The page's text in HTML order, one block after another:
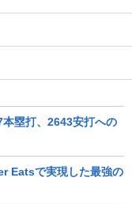
塁打、2643安打への
Eatsで実現した最強の